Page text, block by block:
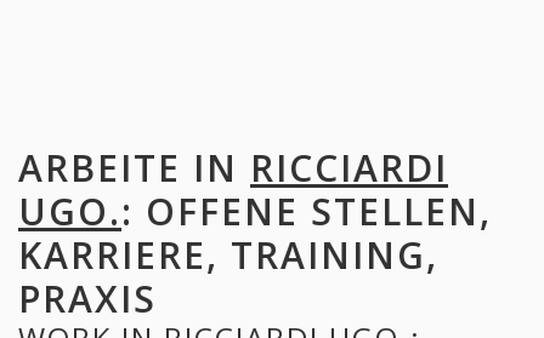
ARBEITE IN RICCIARDI
UGO.: OFFENE STELLEN,
KARRIERE, TRAINING,
PRAXIS